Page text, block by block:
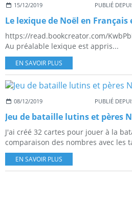
15/12/2019 PUBLIÉ
https://read.bookcreator.com/
Au préalable lexique est appris...
EN SAVOIR PLUS
08/12/2019 PUBLIÉ
Jeu de bataille lutins et pères
J'ai créé 32 cartes pour jouer à la
comparaison des nombres avec les
EN SAVOIR PLUS